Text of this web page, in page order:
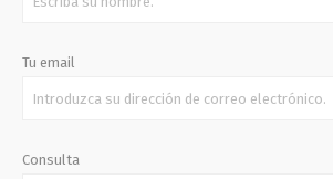
Tu email
Consulta